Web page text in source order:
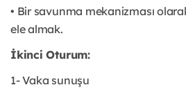
• Bir savunma mekanizması
ele almak.
İkinci Oturum:
1- Vaka sunuşu